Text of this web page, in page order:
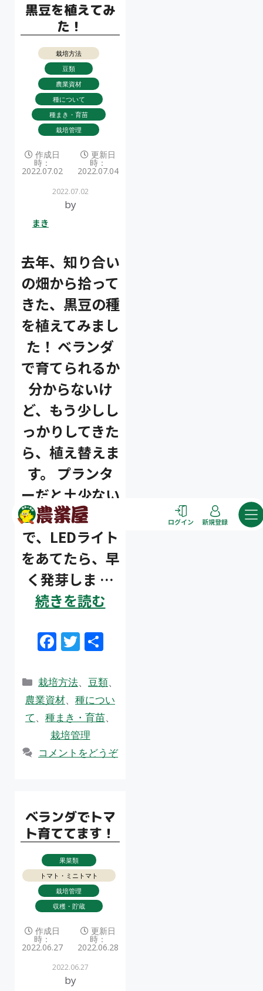
タイプ
大テーマ
小テーマ
コ
ログイン 新規登録
黒豆を植えてみ
た！
栽培方法
豆類
農業資材
種について
種まき・育苗
栽培管理
作成日
時：
2022.07.02
更新日
時：
2022.07.04
2022.07.02
by
まき
去年、知り合い
の畑から拾って
きた、黒豆の種
を植えてみまし
た！ ベランダ
で育てられるか
分からないけ
ど、もう少しし
っかりしてきた
ら、植え替えま
す。 プランタ
ーだと土少ない
かなぁ？ 室内
で、LEDライト
をあてたら、早
く発芽しま …
続きを読む
F
e
b
o
o
k
T
itt
er
共
カ
テ
ゴ
リ
栽培方法、豆類、
農業資材、 種につい
て、 種まき・育苗、
栽培管理
コメントをどうぞ
ベランダでトマ
ト育ててます！
果菜類
トマト・ミニトマト
栽培管理
収穫・貯蔵
作成日
時：
2022.06.27
更新日
時：
2022.06.28
2022.06.27
by